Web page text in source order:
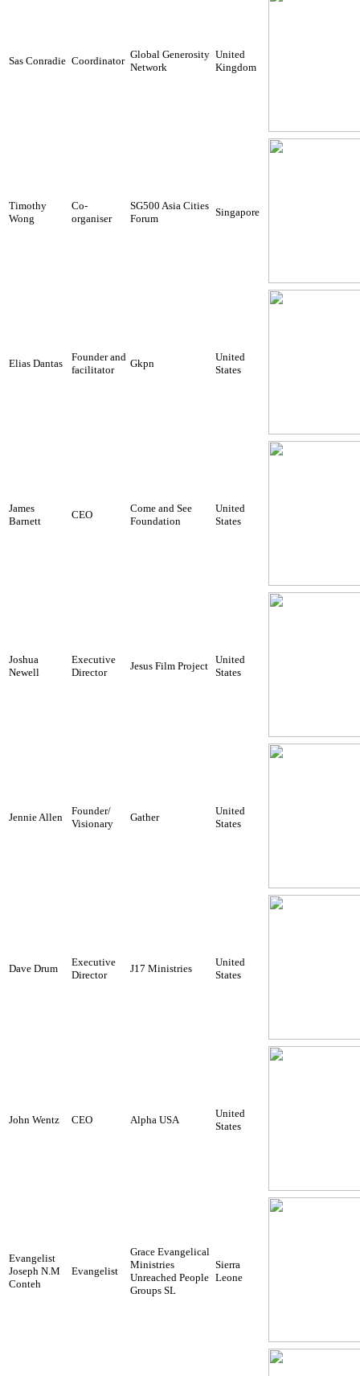
Sas Conradie Coordinator
Global Generosity
Network
United
Kingdom
Timothy
Wong
Co-
organiser
SG500 Asia Cities
Forum
Singapore
Elias Dantas
Founder and
facilitator
Gkpn
United
States
James
Barnett
CEO
Come and See
Foundation
United
States
Joshua
Newell
Executive
Director
Jesus Film Project
United
States
Jennie Allen
Founder/
Visionary
Gather
United
States
Dave Drum
Executive
Director
J17 Ministries
United
States
John Wentz CEO Alpha USA
United
States
Evangelist
Joseph N.M
Conteh
Evangelist
Grace Evangelical
Ministries
Unreached People
Groups SL
Sierra
Leone